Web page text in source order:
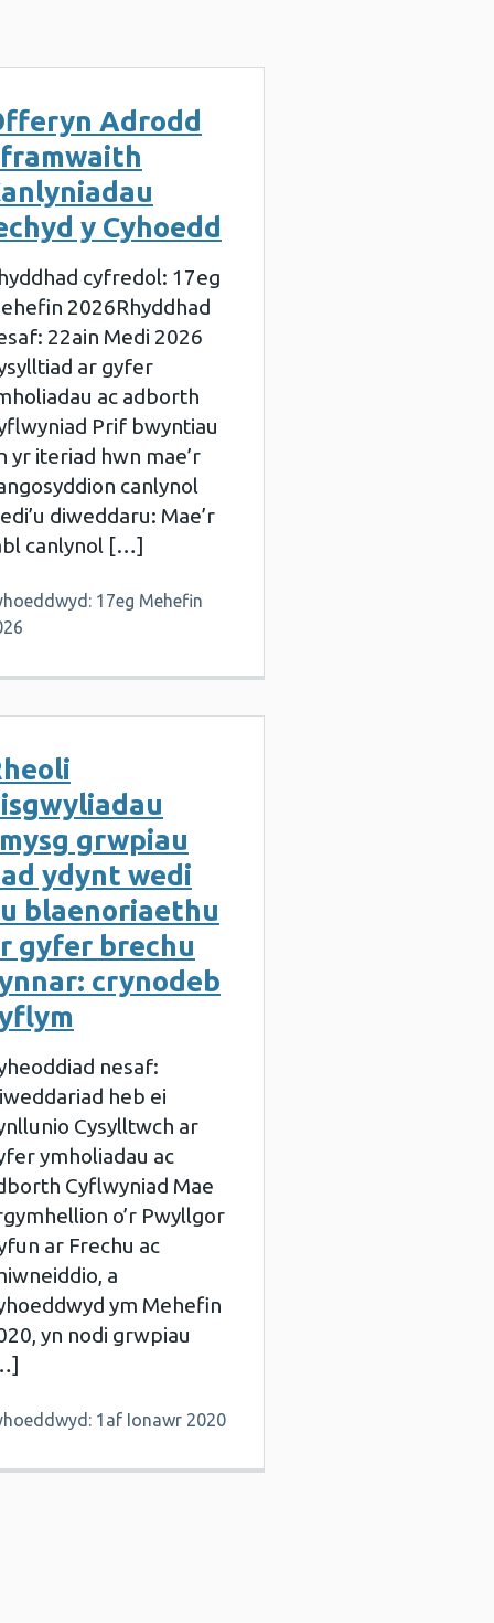
Adrodd
y Cyhoedd
cyfredol: 17eg
2026Rhyddhad
22ain Medi 2026
ar gyfer
ac adborth
Prif bwyntiau
yr iteriad hwn mae’r
canlynol
diweddaru: Mae’r
canlynol […]
17eg Mehefin
grwpiau
ydynt wedi
blaenoriaethu
gyfer brechu
crynodeb
nesaf:
heb ei
Cysylltwch ar
ymholiadau ac
Cyflwyniad Mae
o’r Pwyllgor
ar Frechu ac
a
ym Mehefin
yn nodi grwpiau
1af Ionawr 2020